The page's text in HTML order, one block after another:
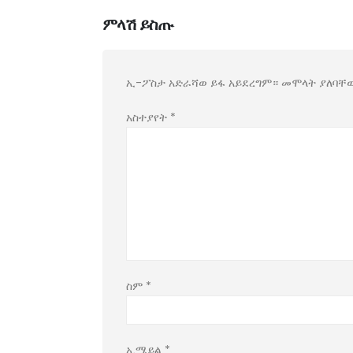
ምላሽ ይስጡ
ኢ-ፖስታ አድራሻወ ይፋ አይደረግም። መሞላት
አስተያየት *
ስም *
ኢሜይል *